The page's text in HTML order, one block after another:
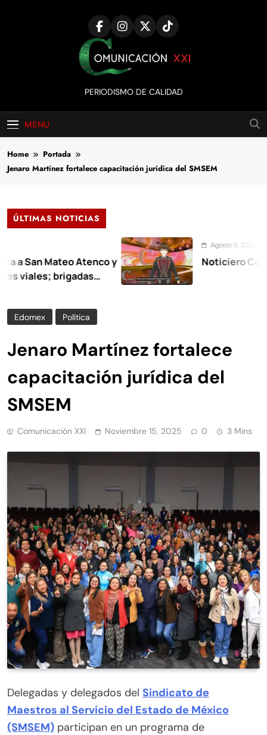
Comunicación
XXI
PERIODISMO DE CALIDAD
MENU
Home
Portada
Jenaro Martínez fortalece capacitación jurídica del SMSEM
ÚLTIMAS NOTICIAS
Mateo Atenco y
brigadas
Agosto 9, 2026
Noticiero
Edomex Política
Jenaro Martínez fortalece
capacitación jurídica del
SMSEM
Comunicación XXI Noviembre 15, 2025 0 3 Mins
Delegadas y delegados del Sindicato de
Maestros al Servicio del Estado de México
(SMSEM) participan en un programa de